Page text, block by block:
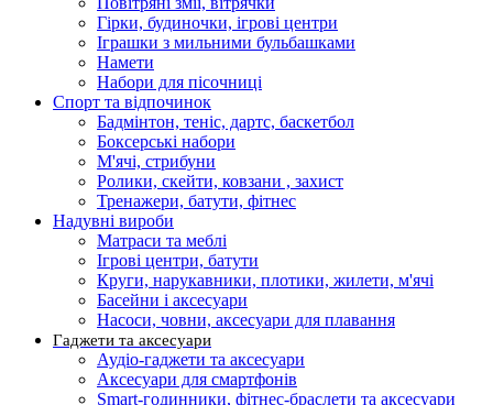
Гірки, будиночки, ігрові центри
Іграшки з мильними бульбашками
Намети
Набори для пісочниці
Спорт та відпочинок
Бадмінтон, теніс, дартс, баскетбол
Боксерські набори
М'ячі, стрибуни
Ролики, скейти, ковзани , захист
Тренажери, батути, фітнес
Надувні вироби
Матраси та меблі
Ігрові центри, батути
Круги, нарукавники, плотики, жилети, м'ячі
Басейни і аксесуари
Насоси, човни, аксесуари для плавання
Гаджети та аксесуари
Аудіо-гаджети та аксесуари
Аксесуари для смартфонів
Smart-годинники, фітнес-браслети та аксесуари